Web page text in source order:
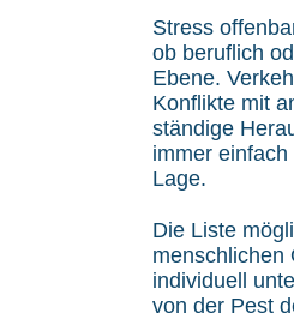
Stress
ob beruflich
Ebene.
Konflikte mit
ständige
immer
Lage.
Die Liste
menschlichen
individuell
von der Pest